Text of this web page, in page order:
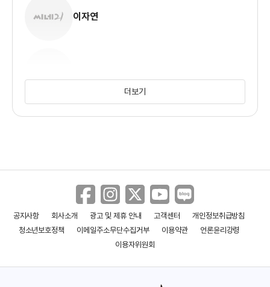
이자연
정희진
더보기
공지사항 회사소개 광고 및 제휴 안내 고객센터
개인정보취급방침
청소년보호정책
이메일주소무단수집거부 이용약관
언론윤리강령
이용자위원회